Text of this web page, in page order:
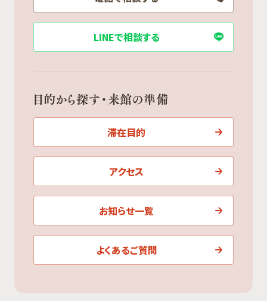
LINEで相談する
目的から探す・来館の準備
滞在目的
アクセス
お知らせ一覧
よくあるご質問